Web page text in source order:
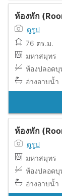
ห้องพัก
ดูรูป
76 ตร.ม.
มหาสมุทร
ห้องปลอดบุ
อ่างอาบน้ำ
ห้องพัก
ดูรูป
มหาสมุทร
ห้องปลอดบุ
อ่างอาบน้ำ